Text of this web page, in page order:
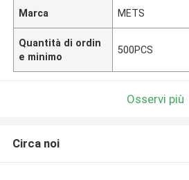
Marca METS
Quantità di ordin
e minimo
500PCS
Osservi più
Circa noi